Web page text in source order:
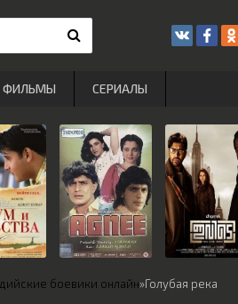
боевики онлайн»Голубая река
ФИЛЬМЫ СЕРИАЛЫ